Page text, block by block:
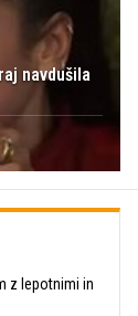
navdušila
z lepotnimi in